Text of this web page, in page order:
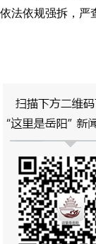
依法依规强拆，严